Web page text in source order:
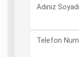
Adınız
Telefon